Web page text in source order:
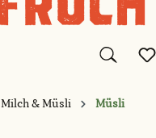
Milch & Müsli Müsli